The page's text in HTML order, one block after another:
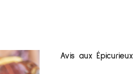
Avis aux Épicurieux